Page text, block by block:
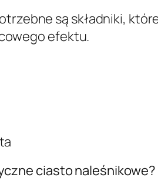
są składniki,
efektu.
ciasto naleśnikowe?